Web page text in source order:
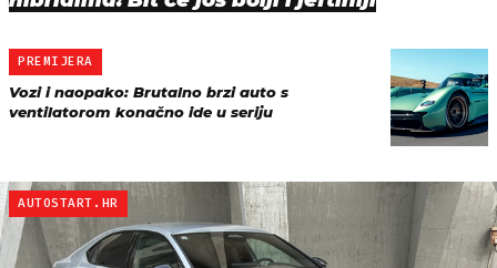
PREMIJERA
Vozi i naopako: Brutalno brzi auto s
ventilatorom konačno ide u seriju
AUTOSTART.HR